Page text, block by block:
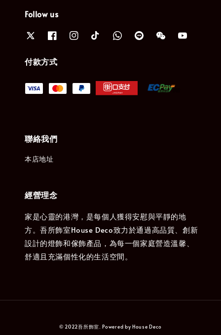
Follow us
付款方式
聯絡我們
本店地址
經營理念
家是心靈的港灣，是每個人獲得安慰與平靜的地
方。吾所飾室House Deco致力於通過高品質、創新
設計的燈飾和傢飾產品，為每一個家庭營造溫馨、
舒適且充滿個性化的生活空間。
© 2022吾所飾室. Powered by House Deco